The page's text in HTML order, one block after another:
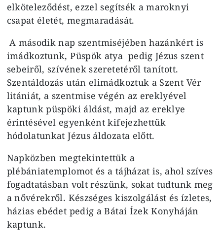
elköteleződést, ezzel segítsék a maroknyi
csapat életét, megmaradását.
A második nap szentmiséjében hazánkért is
imádkoztunk, Püspök atya pedig Jézus szent
sebeiről, szívének szeretetéről tanított.
Szentáldozás után elimádkoztuk a Szent Vér
litániát, a szentmise végén az ereklyével
kaptunk püspöki áldást, majd az ereklye
érintésével egyenként kifejezhettük
hódolatunkat Jézus áldozata előtt.
Napközben megtekintettük a
plébániatemplomot és a tájházat is, ahol szíves
fogadtatásban volt részünk, sokat tudtunk meg
a nővérekről. Készséges kiszolgálást és ízletes,
házias ebédet pedig a Bátai Ízek Konyháján
kaptunk.